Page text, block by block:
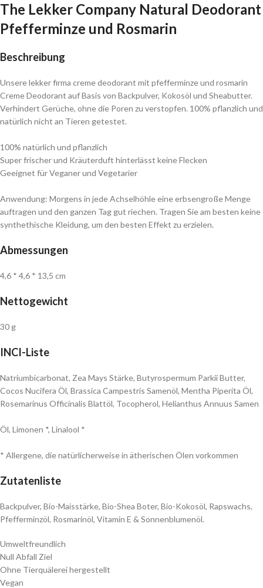
The Lekker Company Natural Deodorant
Pfefferminze und Rosmarin
Beschreibung
Unsere lekker firma creme deodorant mit pfefferminze und rosmarin
Creme Deodorant auf Basis von Backpulver, Kokosöl und Sheabutter.
Verhindert Gerüche, ohne die Poren zu verstopfen. 100% pflanzlich und
natürlich nicht an Tieren getestet.
100% natürlich und pflanzlich
Super frischer und Kräuterduft hinterlässt keine Flecken
Geeignet für Veganer und Vegetarier
Anwendung: Morgens in jede Achselhöhle eine erbsengroße Menge
auftragen und den ganzen Tag gut riechen. Tragen Sie am besten keine
synthethische Kleidung, um den besten Effekt zu erzielen.
Abmessungen
4,6 * 4,6 * 13,5 cm
Nettogewicht
30 g
INCI-Liste
Natriumbicarbonat, Zea Mays Stärke, Butyrospermum Parkii Butter,
Cocos Nucifera Öl, Brassica Campestris Samenöl, Mentha Piperita Öl,
Rosemarinus Officinalis Blattöl, Tocopherol, Helianthus Annuus Samen
Öl, Limonen *, Linalool *
* Allergene, die natürlicherweise in ätherischen Ölen vorkommen
Zutatenliste
Backpulver, Bio-Maisstärke, Bio-Shea Boter, Bio-Kokosöl, Rapswachs,
Pfefferminzöl, Rosmarinöl, Vitamin E & Sonnenblumenöl.
Umweltfreundlich
Null Abfall Ziel
Ohne Tierquälerei hergestellt
Vegan